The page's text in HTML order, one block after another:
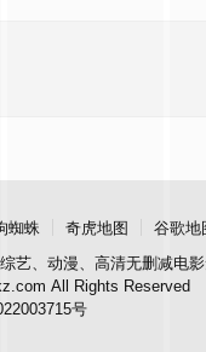
蜘蛛 奇虎地图 谷歌地
艺、动漫、高清无删减电
All Rights Reserved
号